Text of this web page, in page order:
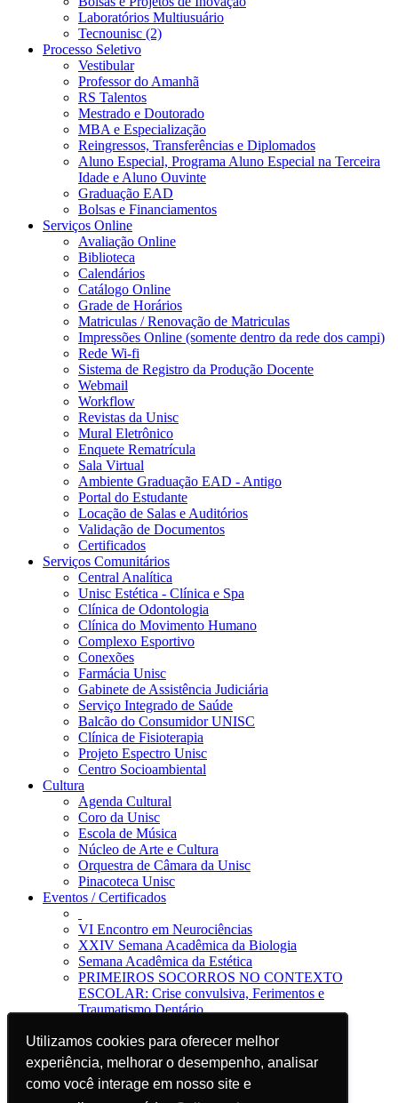
Utilizamos cookies para oferecer melhor
experiência, melhorar o desempenho, analisar
como você interage em nosso site e
Utilizamos cookies para oferecer melhor
experiência, melhorar o desempenho, analisar
como você interage em nosso site e
Laboratórios Multiusuário
Tecnounisc (2)
Processo Seletivo
Vestibular
Professor do Amanhã
RS Talentos
Mestrado e Doutorado
MBA e Especialização
Reingressos, Transferências e Diplomados
Aluno Especial, Programa Aluno Especial na Terceira
Idade e Aluno Ouvinte
Graduação EAD
Bolsas e Financiamentos
Serviços Online
Avaliação Online
Biblioteca
Calendários
Catálogo Online
Grade de Horários
Matriculas / Renovação de Matriculas
Impressões Online (somente dentro da rede dos campi)
Rede Wi-fi
Sistema de Registro da Produção Docente
Webmail
Workflow
Revistas da Unisc
Mural Eletrônico
Enquete Rematrícula
Sala Virtual
Ambiente Graduação EAD - Antigo
Portal do Estudante
Locação de Salas e Auditórios
Validação de Documentos
Certificados
Serviços Comunitários
Central Analítica
Unisc Estética - Clínica e Spa
Clínica de Odontologia
Clínica do Movimento Humano
Complexo Esportivo
Conexões
Farmácia Unisc
Gabinete de Assistência Judiciária
Serviço Integrado de Saúde
Balcão do Consumidor UNISC
Clínica de Fisioterapia
Projeto Espectro Unisc
Centro Socioambiental
Cultura
Agenda Cultural
Coro da Unisc
Escola de Música
Núcleo de Arte e Cultura
Orquestra de Câmara da Unisc
Pinacoteca Unisc
Eventos / Certificados
VI Encontro em Neurociências
XXIV Semana Acadêmica da Biologia
Semana Acadêmica da Estética
PRIMEIROS SOCORROS NO CONTEXTO
ESCOLAR: Crise convulsiva, Ferimentos e
Traumatismo Dentário
Jornal da Unisc
Notícias
Imprensa
Blog EAD